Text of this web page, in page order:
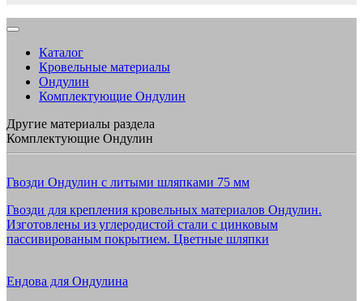
Каталог
Кровельные материалы
Ондулин
Комплектующие Ондулин
Другие материалы раздела
Комплектующие Ондулин
Гвозди Ондулин с литыми шляпками 75 мм
Гвозди для крепления кровельных материалов Ондулин.
Изготовлены из углеродистой стали с цинковым
пассивированым покрытием. Цветные шляпки
Ендова для Ондулина